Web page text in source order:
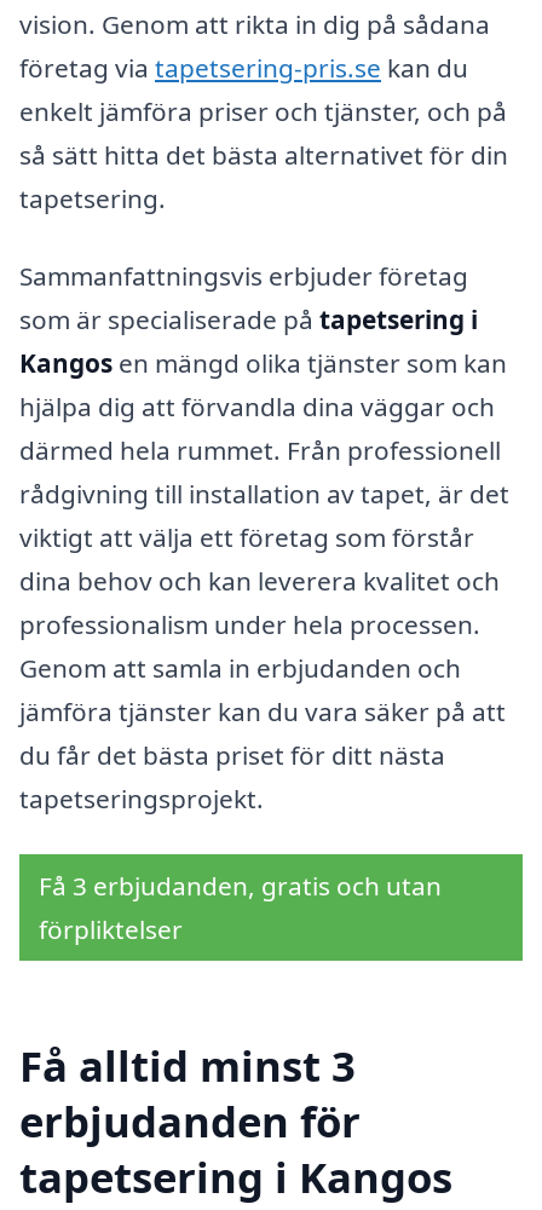
vision. Genom att rikta in dig på sådana
företag via tapetsering-pris.se kan du
enkelt jämföra priser och tjänster, och på
så sätt hitta det bästa alternativet för din
tapetsering.
Sammanfattningsvis erbjuder företag
som är specialiserade på tapetsering i
Kangos en mängd olika tjänster som kan
hjälpa dig att förvandla dina väggar och
därmed hela rummet. Från professionell
rådgivning till installation av tapet, är det
viktigt att välja ett företag som förstår
dina behov och kan leverera kvalitet och
professionalism under hela processen.
Genom att samla in erbjudanden och
jämföra tjänster kan du vara säker på att
du får det bästa priset för ditt nästa
tapetseringsprojekt.
Få 3 erbjudanden, gratis och utan
förpliktelser
Få alltid minst 3
erbjudanden för
tapetsering i Kangos